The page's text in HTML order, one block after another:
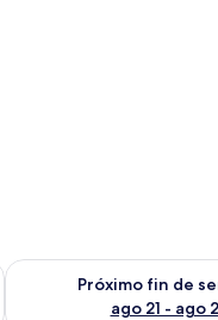
semana ago 14 - ago
Próximo fin de
ago 21 - ago
Consulta la